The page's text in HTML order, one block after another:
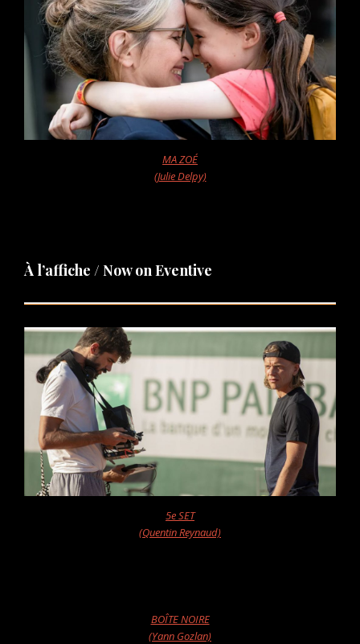
MA ZOÉ
(Julie Delpy)
À l’affiche / Now on Eventive
5e SET
(Quentin Reynaud)
BOÎTE NOIRE
(Yann Gozlan)